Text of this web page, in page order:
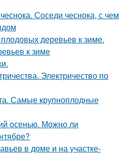
Соседи чеснока, с чем
деревьев к зиме.
к зиме
Электричество по
Самые крупноплодные
осенью. Можно ли
в доме и на участке-